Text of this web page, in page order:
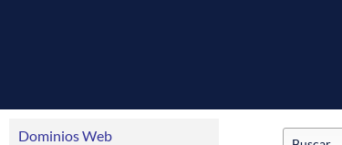
Dominios Web